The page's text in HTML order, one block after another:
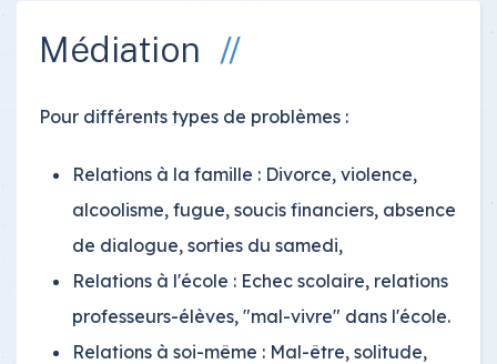
Médiation
Pour différents types de problèmes :
Relations à la famille : Divorce, violence,
alcoolisme, fugue, soucis financiers, absence
de dialogue, sorties du samedi,
Relations à l'école : Echec scolaire, relations
professeurs-élèves, "mal-vivre" dans l'école.
Relations à soi-même : Mal-être, solitude,